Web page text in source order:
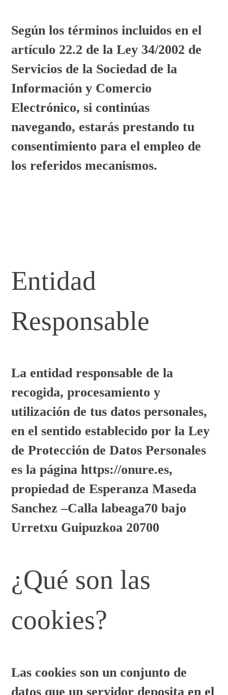
Según los términos incluidos en el
artículo 22.2 de la Ley 34/2002 de
Servicios de la Sociedad de la
Información y Comercio
Electrónico, si continúas
navegando, estarás prestando tu
consentimiento para el empleo de
los referidos mecanismos.
Entidad
Responsable
La entidad responsable de la
recogida, procesamiento y
utilización de tus datos personales,
en el sentido establecido por la Ley
de Protección de Datos Personales
es la página https://onure.es,
propiedad de Esperanza Maseda
Sanchez –Calla labeaga70 bajo
Urretxu Guipuzkoa 20700
¿Qué son las
cookies?
Las cookies son un conjunto de
datos que un servidor deposita en el